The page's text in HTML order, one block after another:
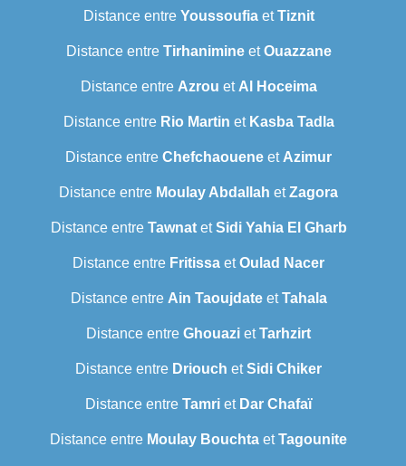
Distance entre YoussoufiaetTiznit
Distance entre TirhanimineetOuazzane
Distance entre Azrou et Al Hoceima
Distance entre Rio Martin et Kasba Tadla
Distance entre Chefchaouene et Azimur
Distance entre Moulay Abdallah etZagora
Distance entre TawnatetSidi Yahia El Gharb
Distance entre Fritissa etOulad Nacer
Distance entre Ain TaoujdateetTahala
Distance entre Ghouazi etTarhzirt
Distance entre Driouch etSidi Chiker
Distance entre Tamri et Dar Chafaï
Distance entre Moulay Bouchta etTagounite